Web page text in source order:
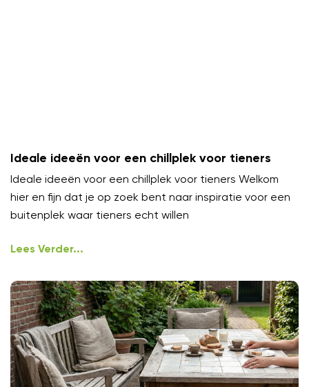
Ideale ideeën voor een chillplek voor tieners
Ideale ideeën voor een chillplek voor tieners Welkom
hier en fijn dat je op zoek bent naar inspiratie voor een
buitenplek waar tieners echt willen
Lees Verder...